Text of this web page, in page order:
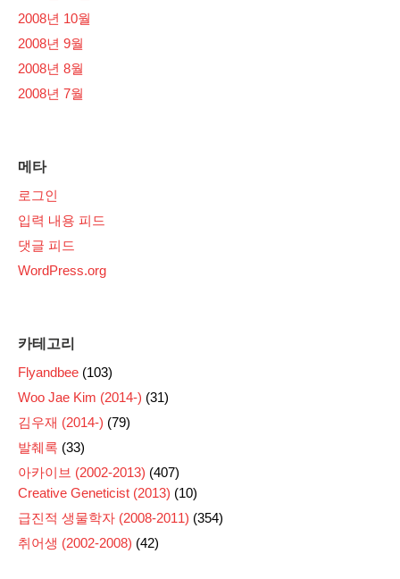
2008년 10월
2008년 9월
2008년 8월
2008년 7월
메타
로그인
입력 내용 피드
댓글 피드
WordPress.org
카테고리
Flyandbee (103)
Woo Jae Kim (2014-) (31)
김우재 (2014-) (79)
발췌록 (33)
아카이브 (2002-2013) (407)
Creative Geneticist (2013) (10)
급진적 생물학자 (2008-2011) (354)
취어생 (2002-2008) (42)